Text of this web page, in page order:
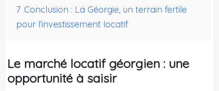
7 Conclusion : La Géorgie, un terrain fertile
pour l’investissement locatif
Le marché locatif géorgien : une
opportunité à saisir